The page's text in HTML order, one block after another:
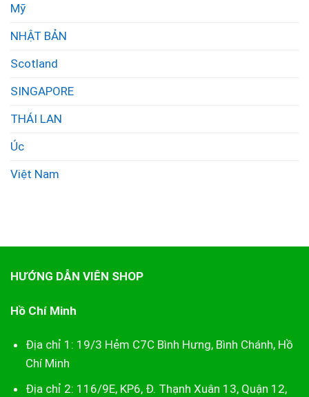
Mỹ
NHẬT BẢN
Scotland
SINGAPORE
THÁI LAN
Úc
Việt Nam
HƯỚNG DẪN VIÊN SHOP
Hồ Chí Minh
Địa chỉ 1: 19/3 Hẻm C7C Bình Hưng, Bình Chánh, Hồ
Chí Minh
Địa chỉ 2: 116/9E, KP6, Đ. Thạnh Xuân 13, Quận 12,